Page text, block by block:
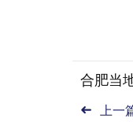
上一
合肥当